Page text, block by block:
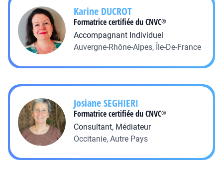
Karine DUCROT
Formatrice certifiée du CNVC®
Accompagnant Individuel
Auvergne-Rhône-Alpes, Île-De-France
JosianeSEGHIERI
Formatrice certifiée du CNVC®
Consultant, Médiateur
Occitanie, Autre Pays